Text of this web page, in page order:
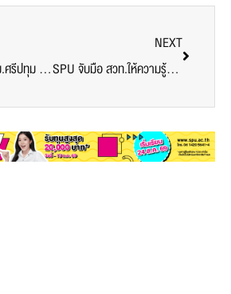
นักศึกษาทุนกีฬา ม.ศรีปทุม ถ่ายทอดความรู้ทักษะด้านกีฬา “วอลเลย์บอล SPU พี่สอนน้อง”
NEXT
SPU จับมือ สวท.ให้ความรู้และบริการตรวจสุขภาพ HIV Awareness FREE LOVE YOURSELF ฟรีนักศึกษา